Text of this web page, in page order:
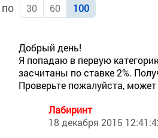
30 60 100
Добрый день!
Я попадаю в первую
засчитаны по ставке 2%.
Проверьте пожалуйста,
Лабиринт
18 декабря 2015